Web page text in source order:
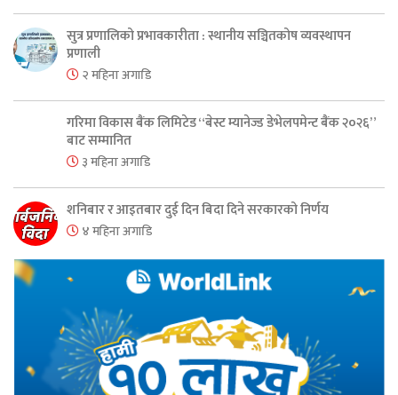
सुत्र प्रणालिको प्रभावकारीता : स्थानीय सञ्चितकोष व्यवस्थापन
प्रणाली
२ महिना अगाडि
गरिमा विकास बैंक लिमिटेड “बेस्ट म्यानेज्ड डेभेलपमेन्ट बैंक २०२६”
बाट सम्मानित
३ महिना अगाडि
शनिबार र आइतबार दुई दिन बिदा दिने सरकारको निर्णय
४ महिना अगाडि